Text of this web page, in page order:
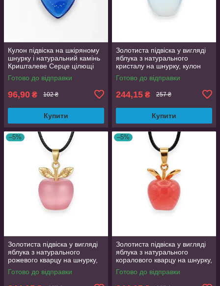
Кулон підвіска на шкіряному
шнурку і натуральний камінь
Кришталеве Серце цілющі
камені St-0110
Готово до відправки
96,90 ₴ 102 ₴
Купити
Золотиста підвіска у вигляді
яблука з натурального
кристалу на шнурку, кулон
2.2 см
Готово до відправки
244,15 ₴ 257 ₴
Купити
–5%
Золотиста підвіска у вигляді
яблука з натурального
рожевого кварцу на шнурку,
кулон 2.2 см
Готово до відправки
–5%
Золотиста підвіска у вигляді
яблука з натурального
коралового кварцу на шнурку,
кулон 2.2 см
Готово до відправки